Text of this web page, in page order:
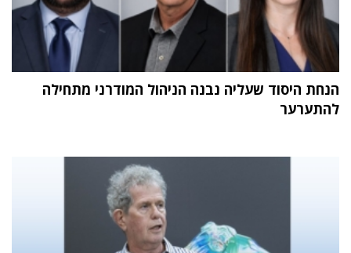
הנחת היסוד שעליה נבנה הניהול המודרני מתחילה
להתערער